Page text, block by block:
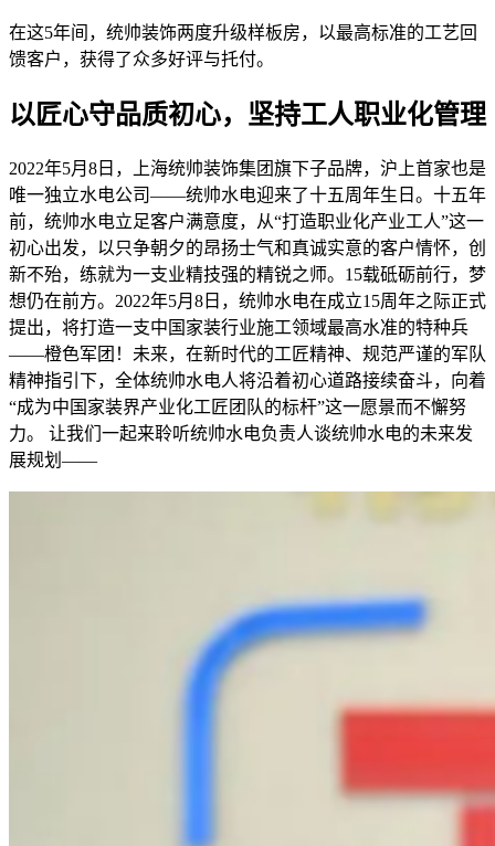
在这5年间，统帅装饰两度升级样板房，以最高标准的工艺回
馈客户，获得了众多好评与托付。
以匠心守品质初心，坚持工人职业化管理
2022年5月8日，上海统帅装饰集团旗下子品牌，沪上首家也是
唯一独立水电公司——统帅水电迎来了十五周年生日。十五年
前，统帅水电立足客户满意度，从“打造职业化产业工人”这一
初心出发，以只争朝夕的昂扬士气和真诚实意的客户情怀，创
新不殆，练就为一支业精技强的精锐之师。15载砥砺前行，梦
想仍在前方。2022年5月8日，统帅水电在成立15周年之际正式
提出，将打造一支中国家装行业施工领域最高水准的特种兵
——橙色军团！未来，在新时代的工匠精神、规范严谨的军队
精神指引下，全体统帅水电人将沿着初心道路接续奋斗，向着
“成为中国家装界产业化工匠团队的标杆”这一愿景而不懈努
力。 让我们一起来聆听统帅水电负责人谈统帅水电的未来发
展规划——